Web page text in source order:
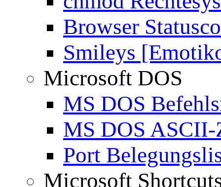
Browser
Smileys
Microsoft DOS
MS DOS
MS DOS ASCII-
Port
Microsoft